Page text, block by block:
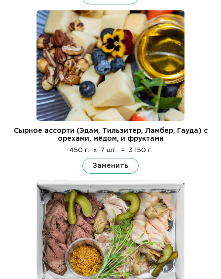
Сырное ассорти (Эдам, Тильзитер, Ламбер, Гауда) с
орехами, мёдом, и фруктами
450 г. x 7 шт. = 3 150 г.
Заменить